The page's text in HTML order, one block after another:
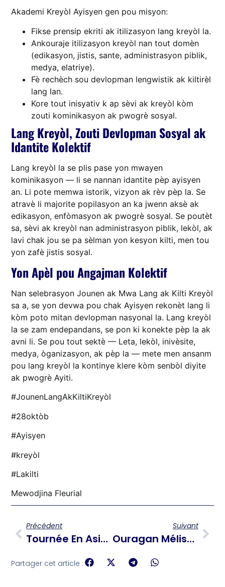
Akademi Kreyòl Ayisyen gen pou misyon:
Fikse prensip ekriti ak itilizasyon lang kreyòl la.
Ankouraje itilizasyon kreyòl nan tout domèn
(edikasyon, jistis, sante, administrasyon piblik,
medya, elatriye).
Fè rechèch sou devlopman lengwistik ak kiltirèl
lang lan.
Kore tout inisyativ k ap sèvi ak kreyòl kòm
zouti kominikasyon ak pwogrè sosyal.
Lang Kreyòl, Zouti Devlopman Sosyal ak
Idantite Kolektif
Lang kreyòl la se plis pase yon mwayen
kominikasyon — li se nannan idantite pèp ayisyen
an. Li pote memwa istorik, vizyon ak rèv pèp la. Se
atravè li majorite popilasyon an ka jwenn aksè ak
edikasyon, enfòmasyon ak pwogrè sosyal. Se poutèt
sa, sèvi ak kreyòl nan administrasyon piblik, lekòl, ak
lavi chak jou se pa sèlman yon kesyon kilti, men tou
yon zafè jistis sosyal.
Yon Apèl pou Angajman Kolektif
Nan selebrasyon Jounen ak Mwa Lang ak Kilti Kreyòl
sa a, se yon devwa pou chak Ayisyen rekonèt lang li
kòm poto mitan devlopman nasyonal la. Lang kreyòl
la se zam endepandans, se pon ki konekte pèp la ak
avni li. Se pou tout sektè — Leta, lekòl, inivèsite,
medya, òganizasyon, ak pèp la — mete men ansanm
pou lang kreyòl la kontinye klere kòm senbòl diyite
ak pwogrè Ayiti.
#JounenLangAkKiltiKreyòl
#28oktòb
#Ayisyen
#kreyòl
#Lakilti
Mewodjina Fleurial
Précédent
Tournée En Asie : Donald Trump Au Japon Pour Une Visite Historique, Et La Signature D’accords Majeurs
Suivant
Ouragan Mélissa En Haïti : Petit-Goâve Dévastée, Une Vingtaine De Morts Et Des Disparus
Partager cet article :